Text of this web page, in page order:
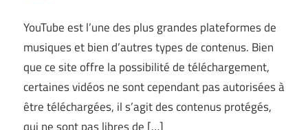
YouTube est l’une des plus grandes plateformes de
musiques et bien d’autres types de contenus. Bien
que ce site offre la possibilité de téléchargement,
certaines vidéos ne sont cependant pas autorisées à
être téléchargées, il s’agit des contenus protégés,